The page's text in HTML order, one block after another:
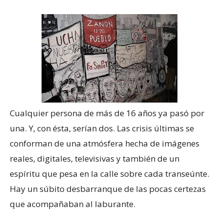
Cualquier persona de más de 16 años ya pasó por
una. Y, con ésta, serían dos. Las crisis últimas se
conforman de una atmósfera hecha de imágenes
reales, digitales, televisivas y también de un
espíritu que pesa en la calle sobre cada transeúnte.
Hay un súbito desbarranque de las pocas certezas
que acompañaban al laburante.